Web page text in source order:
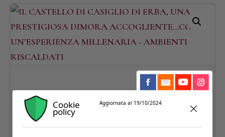
Cookie
policy
Aggiornata al 19/10/2024